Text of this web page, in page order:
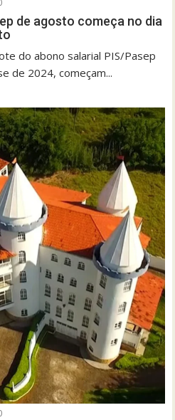
de agosto começa no dia
do abono salarial PIS/Pasep
de 2024, começam...